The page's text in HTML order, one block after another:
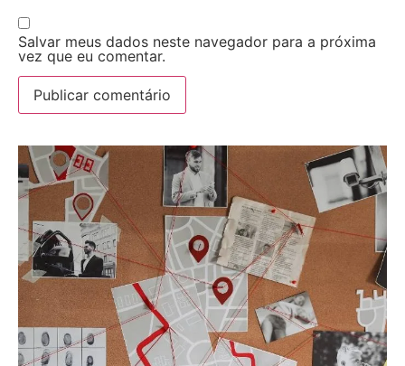
Salvar meus dados neste navegador para a próxima
vez que eu comentar.